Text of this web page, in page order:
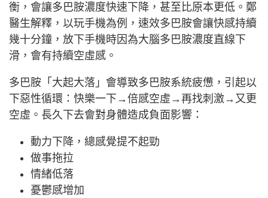
衡，會讓多巴胺濃度快速下降，甚至比原本更低。鄭
醫生解釋，以玩手機為例，速效多巴胺會讓快感持續
幾十分鐘，放下手機時因為大腦多巴胺濃度直線下
滑，會有持續空虛感。
多巴胺「大起大落」會導致多巴胺系統疲憊，引起以
下惡性循環：快樂一下→倍感空虛→再找刺激→又更
空虛。長久下去會對身體造成負面影響：
動力下降，總感覺提不起勁
做事拖拉
情緒低落
憂鬱感增加